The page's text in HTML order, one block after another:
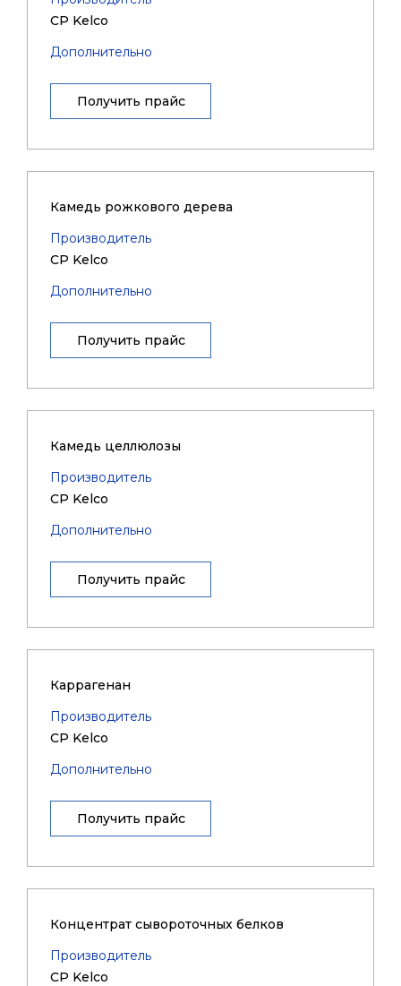
CP Kelco
Дополнительно
Получить прайс
Камедь рожкового дерева
Производитель
CP Kelco
Дополнительно
Получить прайс
Камедь целлюлозы
Производитель
CP Kelco
Дополнительно
Получить прайс
Каррагенан
Производитель
CP Kelco
Дополнительно
Получить прайс
Концентрат сывороточных белков
Производитель
CP Kelco